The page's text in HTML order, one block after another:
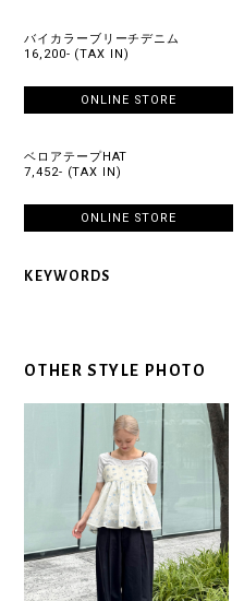
バイカラーブリーチデニム
16,200- (TAX IN)
ONLINE STORE
ベロアテープHAT
7,452- (TAX IN)
ONLINE STORE
KEYWORDS
OTHER STYLE PHOTO